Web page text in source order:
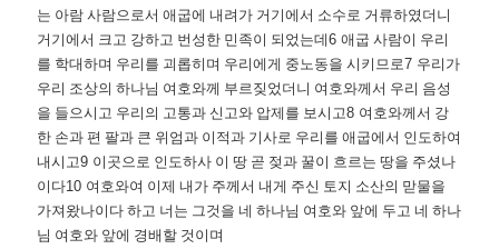
는 아람 사람으로서 애굽에 내려가 거기에서 소수로 거류하였더니
거기에서 크고 강하고 번성한 민족이 되었는데6애굽 사람이 우리
를 학대하며 우리를 괴롭히며 우리에게 중노동을 시키므로7 우리가
우리 조상의 하나님 여호와께 부르짖었더니 여호와께서 우리 음성
을 들으시고 우리의 고통과 신고와 압제를 보시고8 여호와께서 강
한 손과 편 팔과 큰 위엄과 이적과 기사로 우리를 애굽에서 인도하여
내시고9 이곳으로 인도하사 이 땅 곧 젖과 꿀이 흐르는 땅을 주셨나
이다10 여호와여 이제 내가 주께서 내게 주신 토지 소산의 맏물을
가져왔나이다 하고 너는 그것을 네 하나님 여호와 앞에 두고 네 하나
님 여호와 앞에 경배할 것이며